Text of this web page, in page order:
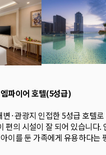
파이어 호텔(5성급)
변·관광지 인접한 5성급 호텔
편의 시설이 잘 되어 있습니다.
이를 둔 가족에게 유용하다는